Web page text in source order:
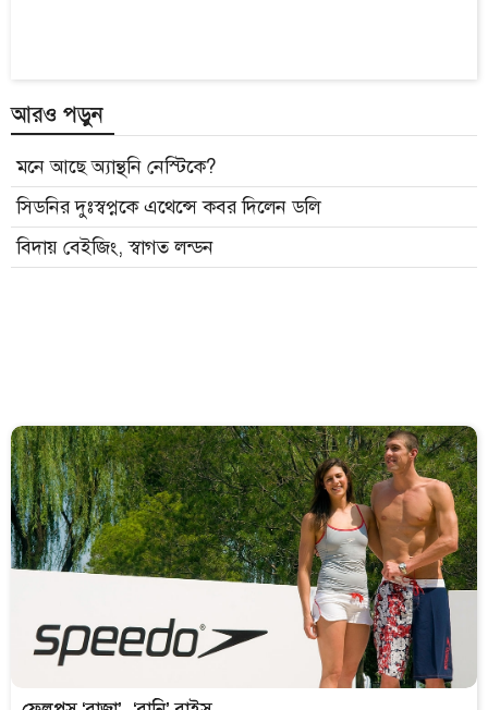
আরও পড়ুন
মনে আছে অ্যান্থনি নেস্টিকে?
সিডনির দুঃস্বপ্নকে এথেন্সে কবর দিলেন ডলি
বিদায় বেইজিং, স্বাগত লন্ডন